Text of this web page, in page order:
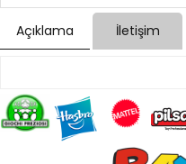
Açıklama İletişim